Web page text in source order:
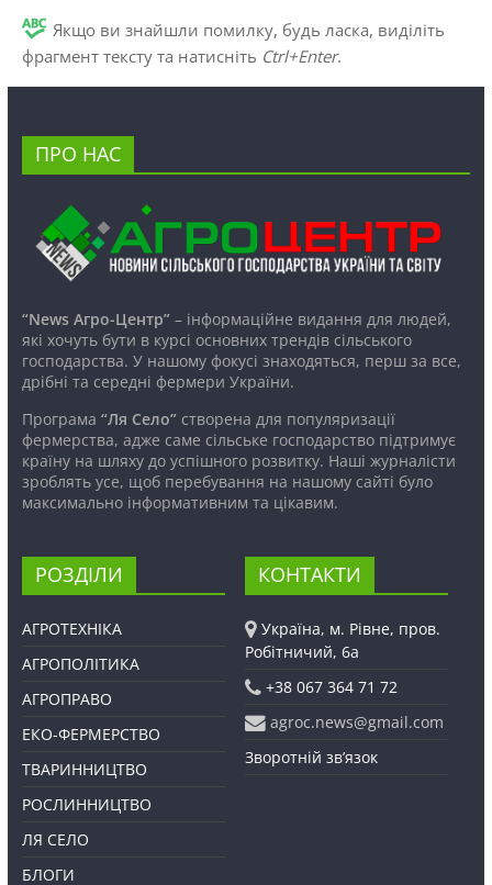
Якщо ви знайшли помилку, будь ласка, виділіть
фрагмент тексту та натисніть Ctrl+Enter.
ПРО НАС
“News Агро-Центр”– інформаційне видання для людей,
які хочуть бути в курсі основних трендів сільського
господарства. У нашому фокусі знаходяться, перш за все,
дрібні та середні фермери України.
Програма “Ля Село”створена для популяризації
фермерства, адже саме сільське господарство підтримує
країну на шляху до успішного розвитку. Наші журналісти
зроблять усе, щоб перебування на нашому сайті було
максимально інформативним та цікавим.
РОЗДІЛИ
АГРОТЕХНІКА
АГРОПОЛІТИКА
АГРОПРАВО
ЕКО-ФЕРМЕРСТВО
ТВАРИННИЦТВО
РОСЛИННИЦТВО
ЛЯ СЕЛО
БЛОГИ
КОНТАКТИ
Україна, м. Рівне, пров.
Робітничий, 6а
+38 067 364 71 72
agroc.news@gmail.com
Зворотній зв’язок